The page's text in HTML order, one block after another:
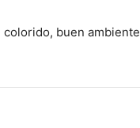
buen ambiente